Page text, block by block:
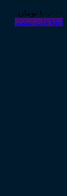
۱۰,۰۰۰ تومان
اطلاعات بیشتر